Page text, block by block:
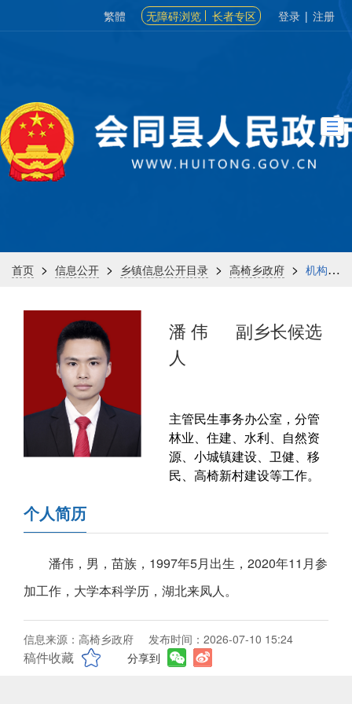
繁體 无障碍浏览 长者专区 登录 | 注册
首页 > 信息公开 > 乡镇信息公开目录 > 高椅乡政府 > 机构信息
潘 伟
副乡长候选
人
主管民生事务办公室，分管
林业、住建、水利、自然资
源、小城镇建设、卫健、移
民、高椅新村建设等工作。
个人简历
潘伟，男，苗族，1997年5月出生，2020年11月参
加工作，大学本科学历，湖北来凤人。
信息来源：高椅乡政府 发布时间：2026-07-10 15:24
稿件收藏 分享到